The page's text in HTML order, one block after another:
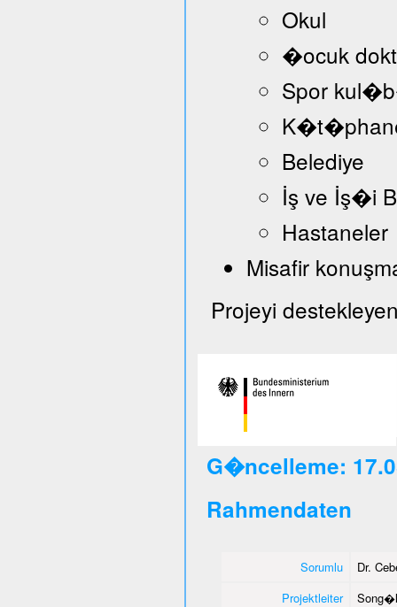
Okul
�ocuk
Spor
Belediye
İş ve İş�i
Hastaneler
Misafir
Projeyi
G�ncelleme:
Rahmendaten
Sorumlu
Dr.
Projektleiter